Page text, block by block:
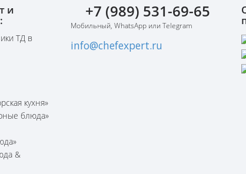
и
ТД в
кухня»
блюда»
&
+7 (989) 531-69-65
Мобильный, WhatsApp или Telegram
info@chefexpert.ru